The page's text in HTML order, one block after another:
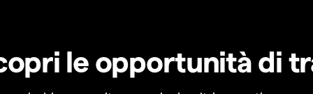
le opportunità di